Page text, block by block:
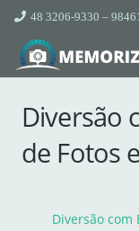
48 3206-9330 –
Diversão
de Fotos
Diversão com